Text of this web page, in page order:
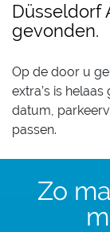
Düsseldorf
gevonden.
Op de door u
extra’s is
datum,
passen.
Zo